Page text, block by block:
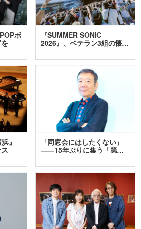
ボ
『SUMMER SONIC
2026』、ベテラン3組の懐…
』
「同窓会にはしたくない」
――15年ぶりに集う「第…